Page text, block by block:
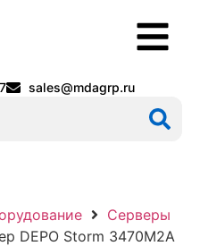
sales@mdagrp.ru
Серверы
DEPO Storm 3470M2A